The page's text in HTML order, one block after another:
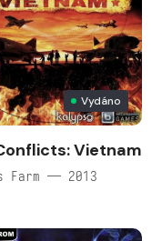
Vydáno
Vietnam
Farm — 2013